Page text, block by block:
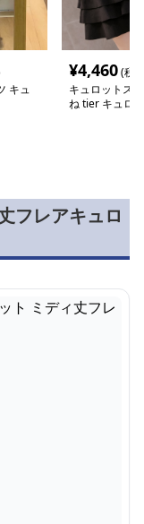
キュ
¥4,460(税
キュロットス
ね tier キュロ
フレアキュロ